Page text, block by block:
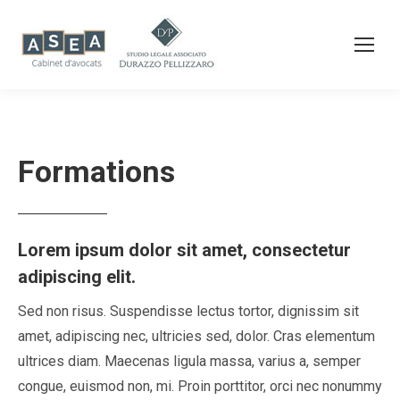
Formations
Lorem ipsum dolor sit amet, consectetur
adipiscing elit.
Sed non risus. Suspendisse lectus tortor, dignissim sit
amet, adipiscing nec, ultricies sed, dolor. Cras elementum
ultrices diam. Maecenas ligula massa, varius a, semper
congue, euismod non, mi. Proin porttitor, orci nec nonummy